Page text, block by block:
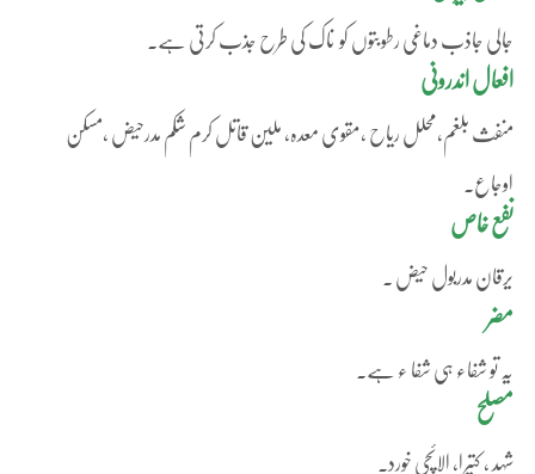
جالی جاذب دماغی رطوبتوں کو ناک کی طرح جذب کرتی ہے۔
افعال اندرونی
منفث بلغم،محلل ریاح ،مقوی معدہ، ملین قاتل کرم شکم مدرحیض ،مسکن
اوجاع۔
نفع خاص
یرقان مدربول حیض ۔
مضر
یہ تو شفاء ہی شفا ء ہے۔
مصلح
شہد ، کتیرا، الائچی خورد۔